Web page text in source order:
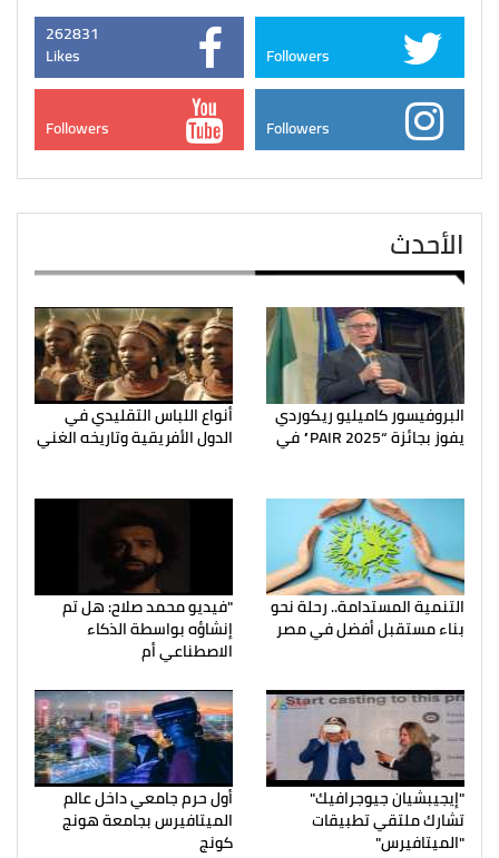
Followers
262831
Likes
Followers
Followers
الأحدث
البروفيسور كاميليو ريكوردي
يفوز بجائزة “PAIR 2025” في
أنواع اللباس التقليدي في
الدول الأفريقية وتاريخه الغني
التنمية المستدامة.. رحلة نحو
بناء مستقبل أفضل في مصر
"فيديو محمد صلاح: هل تم
إنشاؤه بواسطة الذكاء
الاصطناعي أم
"إيجيبشيان جيوجرافيك"
تشارك ملتقي تطبيقات
"الميتافيرس"
أول حرم جامعي داخل عالم
الميتافيرس بجامعة هونج
كونج